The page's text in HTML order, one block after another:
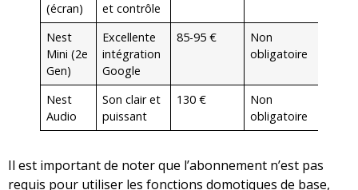
(écran)
et contrôle
Nest
Mini (2e
Gen)
Excellente
intégration
Google
85-95 €
Non
obligatoire
Nest
Audio
Son clair et
puissant
130 €
Non
obligatoire
Il est important de noter que l’abonnement n’est pas
requis pour utiliser les fonctions domotiques de base,